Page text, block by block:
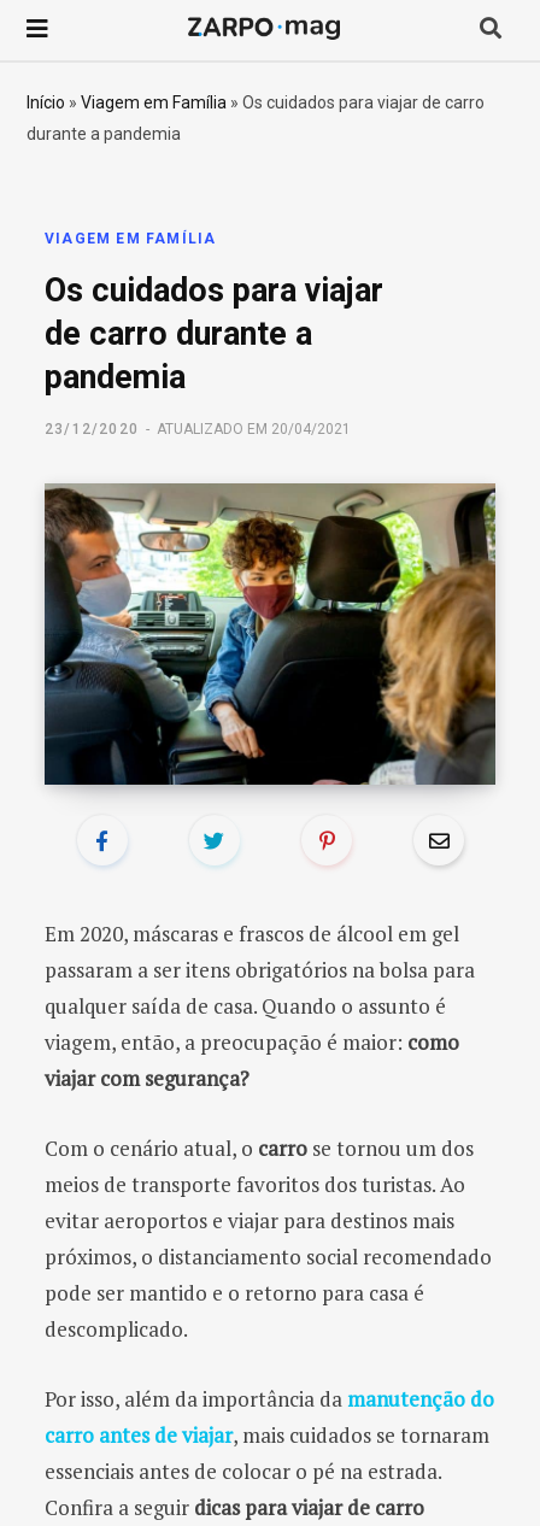
Início »Viagem em Família »Os cuidados para viajar de carro
durante a pandemia
VIAGEM EM FAMÍLIA
Os cuidados para viajar
de carro durante a
pandemia
23/12/2020 ATUALIZADO EM 20/04/2021
Em 2020, máscaras e frascos de álcool em gel
passaram a ser itens obrigatórios na bolsa para
qualquer saída de casa. Quando o assunto é
viagem, então, a preocupação é maior: como
viajar com segurança?
Com o cenário atual, o carro se tornou um dos
meios de transporte favoritos dos turistas. Ao
evitar aeroportos e viajar para destinos mais
próximos, o distanciamento social recomendado
pode ser mantido e o retorno para casa é
descomplicado.
Por isso, além da importância damanutenção do
carro antes de viajar, mais cuidados se tornaram
essenciais antes de colocar o pé na estrada.
Confira a seguir dicas para viajar de carro